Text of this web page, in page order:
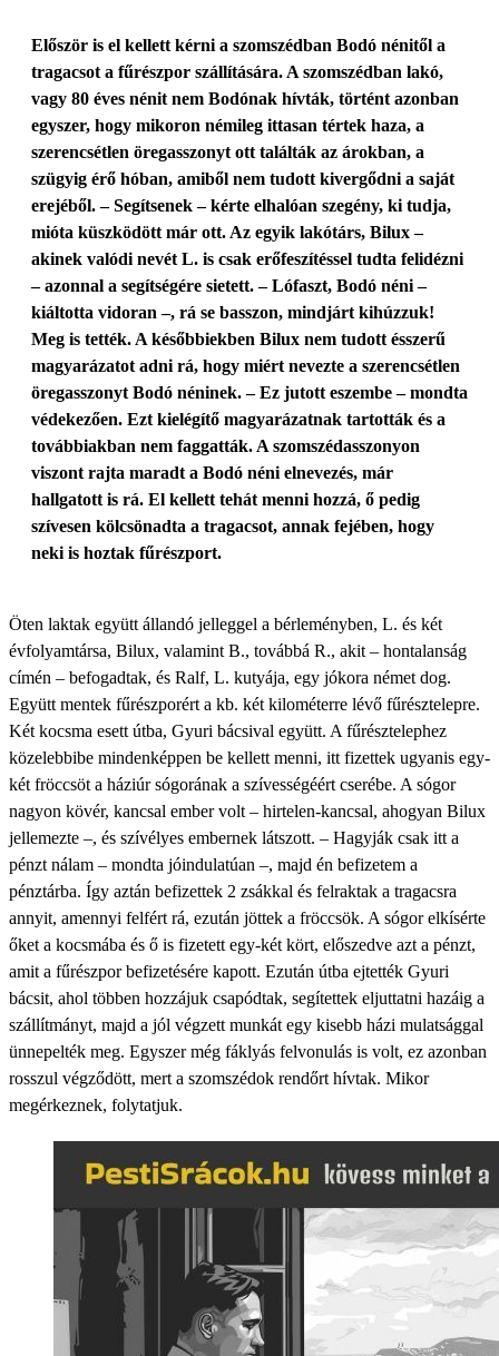
Először is el kellett kérni a szomszédban Bodó nénitől a
tragacsot a fűrészpor szállítására. A szomszédban lakó,
vagy 80 éves nénit nem Bodónak hívták, történt azonban
egyszer, hogy mikoron némileg ittasan tértek haza, a
szerencsétlen öregasszonyt ott találták az árokban, a
szügyig érő hóban, amiből nem tudott kivergődni a saját
erejéből. – Segítsenek – kérte elhalóan szegény, ki tudja,
mióta küszködött már ott. Az egyik lakótárs, Bilux –
akinek valódi nevét L. is csak erőfeszítéssel tudta felidézni
– azonnal a segítségére sietett. – Lófaszt, Bodó néni –
kiáltotta vidoran –, rá se basszon, mindjárt kihúzzuk!
Meg is tették. A későbbiekben Bilux nem tudott ésszerű
magyarázatot adni rá, hogy miért nevezte a szerencsétlen
öregasszonyt Bodó néninek. – Ez jutott eszembe – mondta
védekezően. Ezt kielégítő magyarázatnak tartották és a
továbbiakban nem faggatták. A szomszédasszonyon
viszont rajta maradt a Bodó néni elnevezés, már
hallgatott is rá. El kellett tehát menni hozzá, ő pedig
szívesen kölcsönadta a tragacsot, annak fejében, hogy
neki is hoztak fűrészport.
Öten laktak együtt állandó jelleggel a bérleményben, L. és két
évfolyamtársa, Bilux, valamint B., továbbá R., akit – hontalanság
címén – befogadtak, és Ralf, L. kutyája, egy jókora német dog.
Együtt mentek fűrészporért a kb. két kilométerre lévő fűrésztelepre.
Két kocsma esett útba, Gyuri bácsival együtt. A fűrésztelephez
közelebbibe mindenképpen be kellett menni, itt fizettek ugyanis egy-
két fröccsöt a háziúr sógorának a szívességéért cserébe. A sógor
nagyon kövér, kancsal ember volt – hirtelen-kancsal, ahogyan Bilux
jellemezte –, és szívélyes embernek látszott. – Hagyják csak itt a
pénzt nálam – mondta jóindulatúan –, majd én befizetem a
pénztárba. Így aztán befizettek 2 zsákkal és felraktak a tragacsra
annyit, amennyi felfért rá, ezután jöttek a fröccsök. A sógor elkísérte
őket a kocsmába és ő is fizetett egy-két kört, előszedve azt a pénzt,
amit a fűrészpor befizetésére kapott. Ezután útba ejtették Gyuri
bácsit, ahol többen hozzájuk csapódtak, segítettek eljuttatni hazáig a
szállítmányt, majd a jól végzett munkát egy kisebb házi mulatsággal
ünnepelték meg. Egyszer még fáklyás felvonulás is volt, ez azonban
rosszul végződött, mert a szomszédok rendőrt hívtak. Mikor
megérkeznek, folytatjuk.